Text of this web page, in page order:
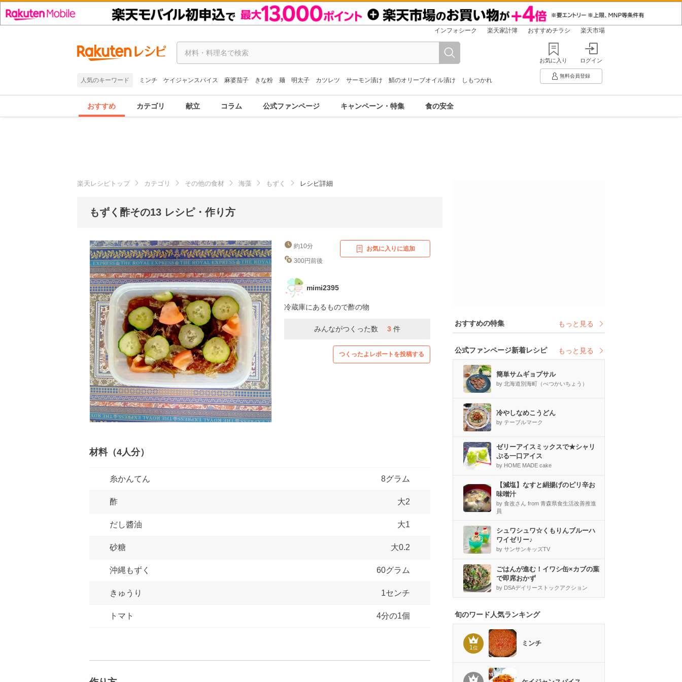
インフォシーク 楽天家計簿 おすすめチラシ 楽天市場
人気のキーワード ミンチ ケイジャンスパイス 麻婆茄子 きな粉 麺 明太子 カツレツ サーモン漬け 鯖のオリーブオイル漬け しもつかれ
お気に入り ログイン
無料会員登録
おすすめ カテゴリ 献立 コラム 公式ファンページ キャンペーン・特集 食の安全
楽天レシピトップ カテゴリ その他の食材 海藻 もずく レシピ詳細
もずく酢その13 レシピ・作り方
約10分
300円前後
お気に入りに追加
mimi2395
冷蔵庫にあるもので酢の物
みんながつくった数 3 件
つくったよレポートを投稿する
材料（4人分）
糸かんてん 8グラム
酢 大2
だし醬油 大1
砂糖 大0.2
沖縄もずく 60グラム
きゅうり 1センチ
トマト 4分の1個
おすすめの特集 もっと見る
公式ファンページ新着レシピ もっと見る
簡単サムギョプサル
by 北海道別海町（べつかいちょう）
冷やしなめこうどん
by テーブルマーク
ゼリーアイスミックスで★シャリ
ぷる一口アイス
by HOME MADE cake
【減塩】なすと絹揚げのピリ辛お
味噌汁
by 食改さん from 青森県食生活改善推進
員
シュワシュワ☆くもりんブルーハ
ワイゼリー♪
by サンサンキッズTV
ごはんが進む！イワシ缶×カブの葉
で即席おかず
by DSAデイリーストックアクション
旬のワード人気ランキング
1位
ミンチ